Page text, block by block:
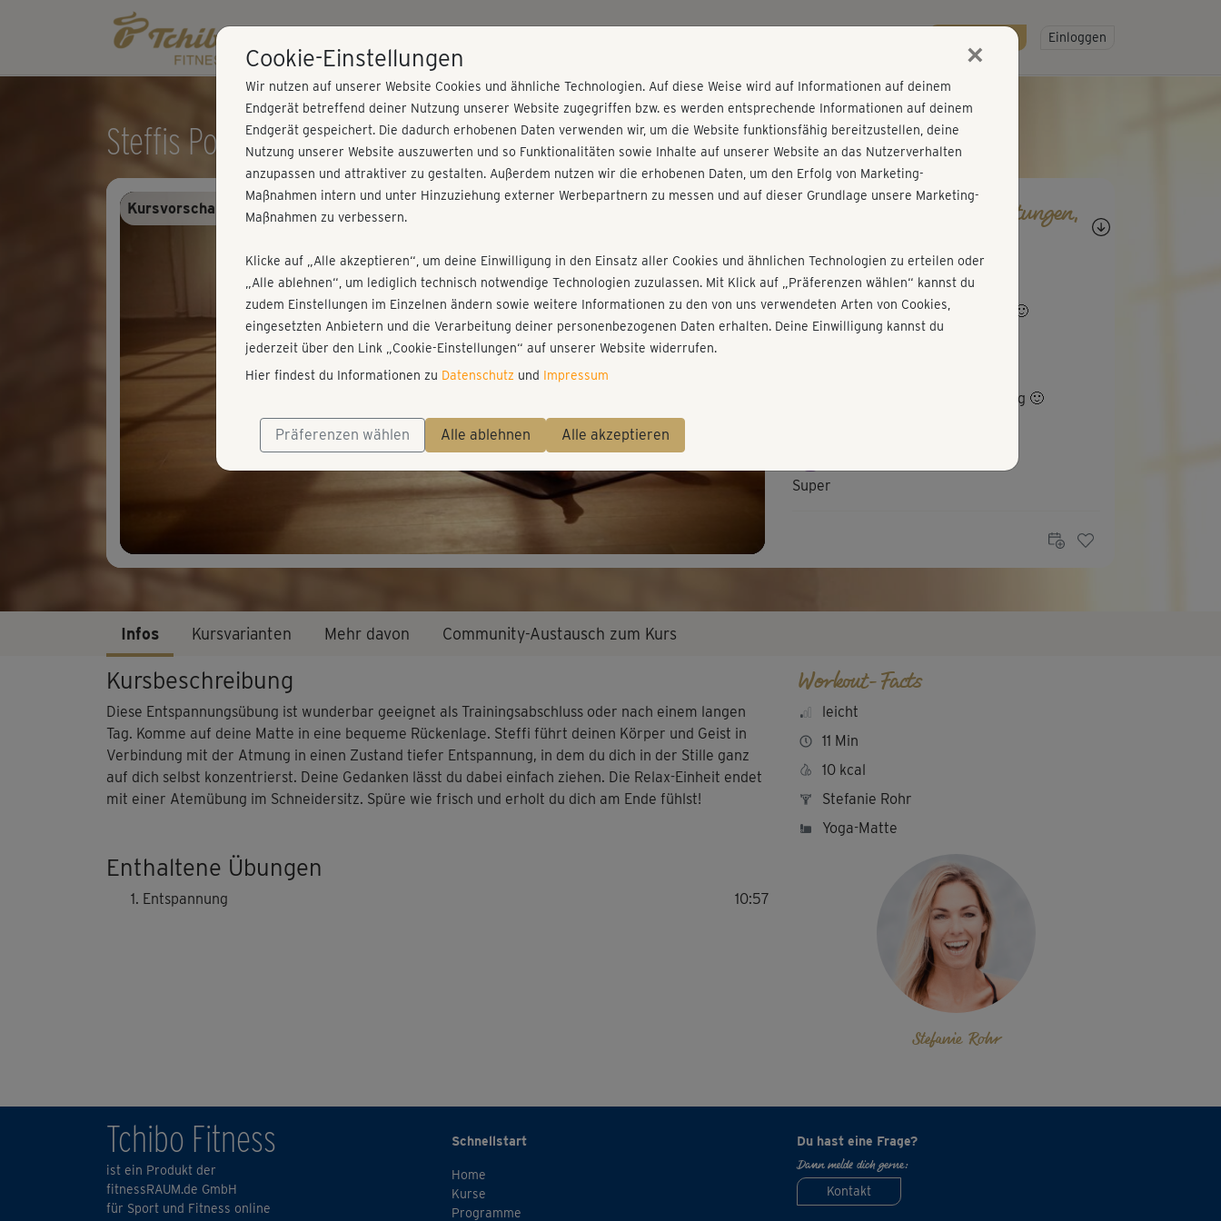
Gratis testen! Einloggen
Steffis Power Yoga - Just Relax
Play
Video
Kursvorschau - Anmelden und alles trainieren!
Fragen, Antworten, Bewertungen,
U
usd21
großartige Entspannung, sehr gut🙂
Tolle Entspannung über die Atmung 🙂
Super
Tolle Entspannung
Infos Kursvarianten Mehr davon Community-Austausch zum Kurs
Kursbeschreibung
Diese Entspannungsübung ist wunderbar geeignet als Trainingsabschluss oder nach einem langen
Tag. Komme auf deine Matte in eine bequeme Rückenlage. Steffi führt deinen Körper und Geist in
Verbindung mit der Atmung in einen Zustand tiefer Entspannung, in dem du dich in der Stille ganz
auf dich selbst konzentrierst. Deine Gedanken lässt du dabei einfach ziehen. Die Relax-Einheit endet
mit einer Atemübung im Schneidersitz. Spüre wie frisch und erholt du dich am Ende fühlst!
Enthaltene Übungen
Entspannung 10:57
Workout-Facts
leicht
11 Min
10 kcal
Stefanie Rohr
Yoga-Matte
Stefanie Rohr
Tchibo Fitness
ist ein Produkt der
fitnessRAUM.de GmbH
für Sport und Fitness online
Schnellstart
Home
Kurse
Programme
Du hast eine Frage?
Dann melde dich gerne:
Kontakt
Cookie-Einstellungen ×
Wir nutzen auf unserer Website Cookies und ähnliche Technologien. Auf diese Weise wird auf Informationen auf deinem
Endgerät betreffend deiner Nutzung unserer Website zugegriffen bzw. es werden entsprechende Informationen auf deinem
Endgerät gespeichert. Die dadurch erhobenen Daten verwenden wir, um die Website funktionsfähig bereitzustellen, deine
Nutzung unserer Website auszuwerten und so Funktionalitäten sowie Inhalte auf unserer Website an das Nutzerverhalten
anzupassen und attraktiver zu gestalten. Außerdem nutzen wir die erhobenen Daten, um den Erfolg von Marketing-
Maßnahmen intern und unter Hinzuziehung externer Werbepartnern zu messen und auf dieser Grundlage unsere Marketing-
Maßnahmen zu verbessern.
Klicke auf „Alle akzeptieren“, um deine Einwilligung in den Einsatz aller Cookies und ähnlichen Technologien zu erteilen oder
„Alle ablehnen“, um lediglich technisch notwendige Technologien zuzulassen. Mit Klick auf „Präferenzen wählen“ kannst du
zudem Einstellungen im Einzelnen ändern sowie weitere Informationen zu den von uns verwendeten Arten von Cookies,
eingesetzten Anbietern und die Verarbeitung deiner personenbezogenen Daten erhalten. Deine Einwilligung kannst du
jederzeit über den Link „Cookie-Einstellungen“ auf unserer Website widerrufen.
Hier findest du Informationen zu Datenschutz und Impressum
Präferenzen wählen Alle ablehnen Alle akzeptieren